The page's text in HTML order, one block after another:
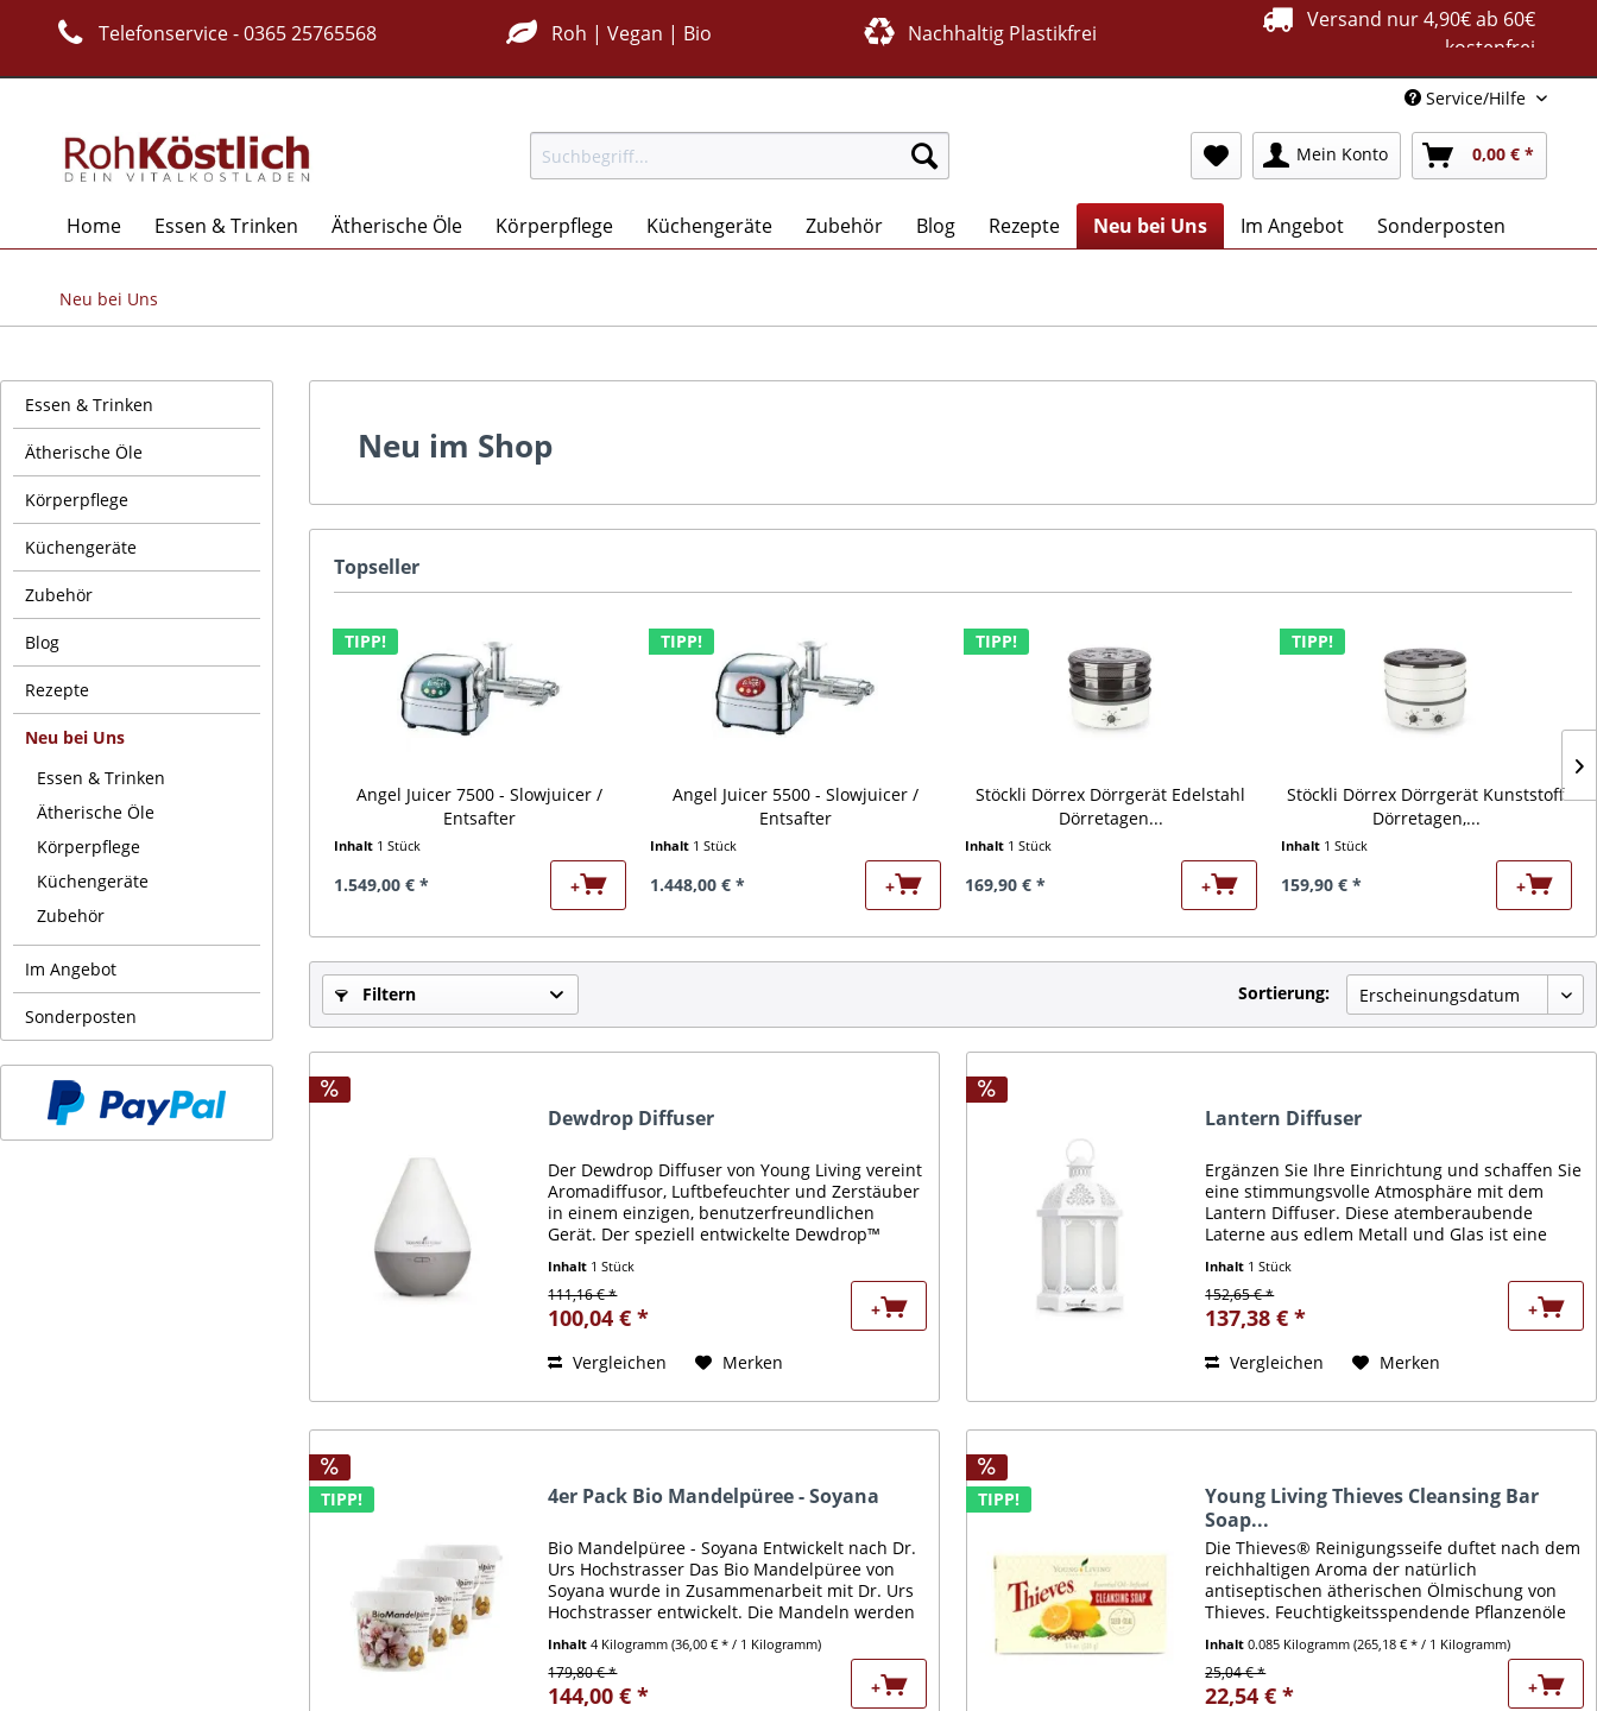
Telefonservice - 0365 25765568 Roh | Vegan | Bio Nachhaltig Plastikfrei
Versand nur 4,90€ ab 60€
kostenfrei
Service/Hilfe
Mein Konto 0,00 € *
Home Essen & Trinken Ätherische Öle Körperpflege Küchengeräte Zubehör Blog Rezepte Neu bei Uns Im Angebot Sonderposten
Neu bei Uns
Essen & Trinken
Ätherische Öle
Körperpflege
Küchengeräte
Zubehör
Blog
Rezepte
Neu bei Uns
Essen & Trinken
Ätherische Öle
Körperpflege
Küchengeräte
Zubehör
Im Angebot
Sonderposten
Neu im Shop
Topseller
TIPP!
Angel Juicer 7500 - Slowjuicer /
Entsafter
Inhalt 1 Stück
1.549,00 € * +
TIPP!
Angel Juicer 5500 - Slowjuicer /
Entsafter
Inhalt 1 Stück
1.448,00 € * +
TIPP!
Stöckli Dörrex Dörrgerät Edelstahl
Dörretagen...
Inhalt 1 Stück
169,90 € * +
TIPP!
Stöckli Dörrex Dörrgerät Kunststoff
Dörretagen,...
Inhalt 1 Stück
159,90 € * +
Filtern Sortierung:
Dewdrop Diffuser
Der Dewdrop Diffuser von Young Living vereint
Aromadiffusor, Luftbefeuchter und Zerstäuber
in einem einzigen, benutzerfreundlichen
Gerät. Der speziell entwickelte Dewdrop™
ununterbrochene Diffusion, eine...
Inhalt 1 Stück
111,16 € *
100,04 € * +
Vergleichen Merken
Lantern Diffuser
Ergänzen Sie Ihre Einrichtung und schaffen Sie
eine stimmungsvolle Atmosphäre mit dem
Lantern Diffuser. Diese atemberaubende
Laterne aus edlem Metall und Glas ist eine
Gäste und verwandelt jeden...
Inhalt 1 Stück
152,65 € *
137,38 € * +
Vergleichen Merken
TIPP! 4er Pack Bio Mandelpüree - Soyana
Bio Mandelpüree - Soyana Entwickelt nach Dr.
Urs Hochstrasser Das Bio Mandelpüree von
Soyana wurde in Zusammenarbeit mit Dr. Urs
Hochstrasser entwickelt. Die Mandeln werden
schonend zu einem feinen...
Inhalt4 Kilogramm(36,00 € * / 1 Kilogramm)
179,80 € *
144,00 € * +
TIPP!
Young Living Thieves Cleansing Bar
Soap...
Die Thieves® Reinigungsseife duftet nach dem
reichhaltigen Aroma der natürlich
antiseptischen ätherischen Ölmischung von
Thieves. Feuchtigkeitsspendende Pflanzenöle
glatte Haut. Diese Seife...
Inhalt0.085 Kilogramm(265,18 € * / 1 Kilogramm)
25,04 € *
22,54 € * +